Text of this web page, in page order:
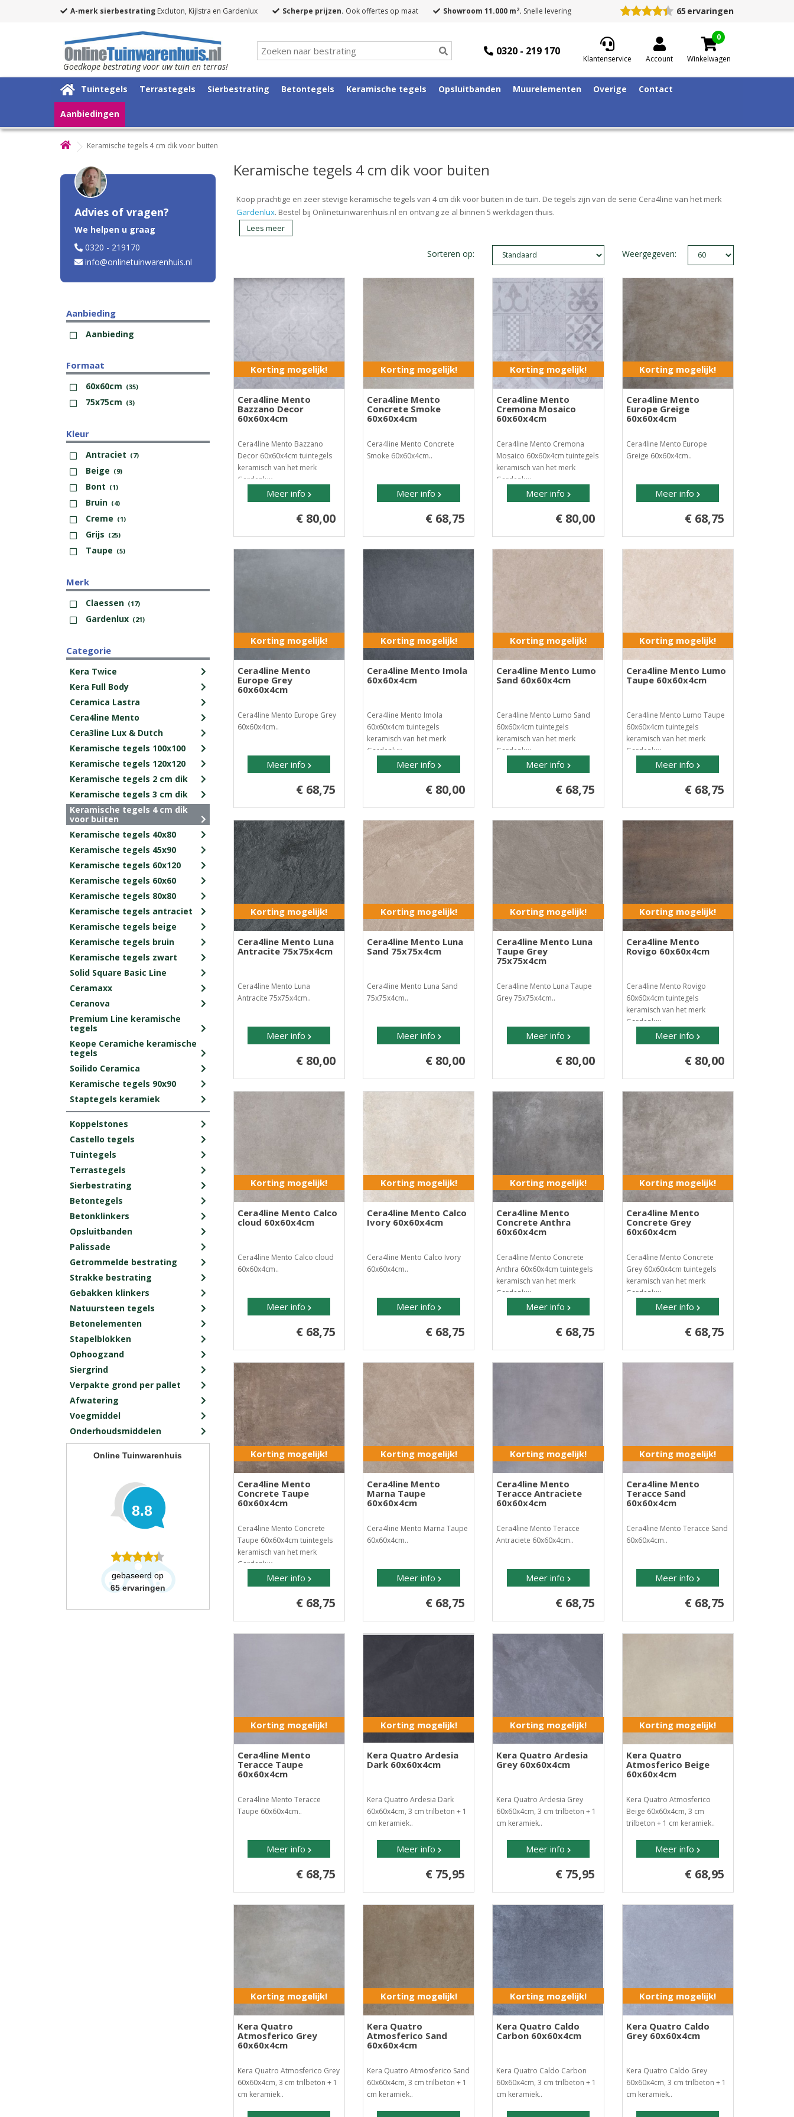
A-merk sierbestrating Excluton, Kijlstra en Gardenlux Scherpe prijzen. Ook offertes op maat Showroom 11.000 m2. Snelle levering 65 ervaringen
Goedkope bestrating voor uw tuin en terras!
0320 - 219 170
Klantenservice Account
0
Winkelwagen
Tuintegels Terrastegels Sierbestrating Betontegels Keramische tegels Opsluitbanden Muurelementen Overige Contact
Aanbiedingen
Keramische tegels 4 cm dik voor buiten
Advies of vragen?
We helpen u graag
0320 - 219170
info@onlinetuinwarenhuis.nl
Aanbieding
Aanbieding
Formaat
60x60cm (35)
75x75cm (3)
Kleur
Antraciet (7)
Beige (9)
Bont (1)
Bruin (4)
Creme (1)
Grijs (25)
Taupe (5)
Merk
Claessen (17)
Gardenlux (21)
Categorie
Kera Twice
Kera Full Body
Ceramica Lastra
Cera4line Mento
Cera3line Lux & Dutch
Keramische tegels 100x100
Keramische tegels 120x120
Keramische tegels 2 cm dik
Keramische tegels 3 cm dik
Keramische tegels 4 cm dik
voor buiten
Keramische tegels 40x80
Keramische tegels 45x90
Keramische tegels 60x120
Keramische tegels 60x60
Keramische tegels 80x80
Keramische tegels antraciet
Keramische tegels beige
Keramische tegels bruin
Keramische tegels zwart
Solid Square Basic Line
Ceramaxx
Ceranova
Premium Line keramische
tegels
Keope Ceramiche keramische
tegels
Soilido Ceramica
Keramische tegels 90x90
Staptegels keramiek
Koppelstones
Castello tegels
Tuintegels
Terrastegels
Sierbestrating
Betontegels
Betonklinkers
Opsluitbanden
Palissade
Getrommelde bestrating
Strakke bestrating
Gebakken klinkers
Natuursteen tegels
Betonelementen
Stapelblokken
Ophoogzand
Siergrind
Verpakte grond per pallet
Afwatering
Voegmiddel
Onderhoudsmiddelen
Online Tuinwarenhuis
8.8
gebaseerd op
65 ervaringen
Keramische tegels 4 cm dik voor buiten
Koop prachtige en zeer stevige keramische tegels van 4 cm dik voor buiten in de tuin. De tegels zijn van de serie Cera4line van het merk
Gardenlux. Bestel bij Onlinetuinwarenhuis.nl en ontvang ze al binnen 5 werkdagen thuis.
Lees meer
Sorteren op: Weergegeven:
Korting mogelijk!
Cera4line Mento
Bazzano Decor
60x60x4cm
Cera4line Mento Bazzano
Decor 60x60x4cm tuintegels
keramisch van het merk
Gardenlux..
Meer info
€ 80,00
Korting mogelijk!
Cera4line Mento
Concrete Smoke
60x60x4cm
Cera4line Mento Concrete
Smoke 60x60x4cm..
Meer info
€ 68,75
Korting mogelijk!
Cera4line Mento
Cremona Mosaico
60x60x4cm
Cera4line Mento Cremona
Mosaico 60x60x4cm tuintegels
keramisch van het merk
Gardenlux..
Meer info
€ 80,00
Korting mogelijk!
Cera4line Mento
Europe Greige
60x60x4cm
Cera4line Mento Europe
Greige 60x60x4cm..
Meer info
€ 68,75
Korting mogelijk!
Cera4line Mento
Europe Grey
60x60x4cm
Cera4line Mento Europe Grey
60x60x4cm..
Meer info
€ 68,75
Korting mogelijk!
Cera4line Mento Imola
60x60x4cm
Cera4line Mento Imola
60x60x4cm tuintegels
keramisch van het merk
Gardenlux..
Meer info
€ 80,00
Korting mogelijk!
Cera4line Mento Lumo
Sand 60x60x4cm
Cera4line Mento Lumo Sand
60x60x4cm tuintegels
keramisch van het merk
Gardenlux..
Meer info
€ 68,75
Korting mogelijk!
Cera4line Mento Lumo
Taupe 60x60x4cm
Cera4line Mento Lumo Taupe
60x60x4cm tuintegels
keramisch van het merk
Gardenlux..
Meer info
€ 68,75
Korting mogelijk!
Cera4line Mento Luna
Antracite 75x75x4cm
Cera4line Mento Luna
Antracite 75x75x4cm..
Meer info
€ 80,00
Korting mogelijk!
Cera4line Mento Luna
Sand 75x75x4cm
Cera4line Mento Luna Sand
75x75x4cm..
Meer info
€ 80,00
Korting mogelijk!
Cera4line Mento Luna
Taupe Grey
75x75x4cm
Cera4line Mento Luna Taupe
Grey 75x75x4cm..
Meer info
€ 80,00
Korting mogelijk!
Cera4line Mento
Rovigo 60x60x4cm
Cera4line Mento Rovigo
60x60x4cm tuintegels
keramisch van het merk
Gardenlux..
Meer info
€ 80,00
Korting mogelijk!
Cera4line Mento Calco
cloud 60x60x4cm
Cera4line Mento Calco cloud
60x60x4cm..
Meer info
€ 68,75
Korting mogelijk!
Cera4line Mento Calco
Ivory 60x60x4cm
Cera4line Mento Calco Ivory
60x60x4cm..
Meer info
€ 68,75
Korting mogelijk!
Cera4line Mento
Concrete Anthra
60x60x4cm
Cera4line Mento Concrete
Anthra 60x60x4cm tuintegels
keramisch van het merk
Gardenlux..
Meer info
€ 68,75
Korting mogelijk!
Cera4line Mento
Concrete Grey
60x60x4cm
Cera4line Mento Concrete
Grey 60x60x4cm tuintegels
keramisch van het merk
Gardenlux..
Meer info
€ 68,75
Korting mogelijk!
Cera4line Mento
Concrete Taupe
60x60x4cm
Cera4line Mento Concrete
Taupe 60x60x4cm tuintegels
keramisch van het merk
Gardenlux..
Meer info
€ 68,75
Korting mogelijk!
Cera4line Mento
Marna Taupe
60x60x4cm
Cera4line Mento Marna Taupe
60x60x4cm..
Meer info
€ 68,75
Korting mogelijk!
Cera4line Mento
Teracce Antraciete
60x60x4cm
Cera4line Mento Teracce
Antraciete 60x60x4cm..
Meer info
€ 68,75
Korting mogelijk!
Cera4line Mento
Teracce Sand
60x60x4cm
Cera4line Mento Teracce Sand
60x60x4cm..
Meer info
€ 68,75
Korting mogelijk!
Cera4line Mento
Teracce Taupe
60x60x4cm
Cera4line Mento Teracce
Taupe 60x60x4cm..
Meer info
€ 68,75
Korting mogelijk!
Kera Quatro Ardesia
Dark 60x60x4cm
Kera Quatro Ardesia Dark
60x60x4cm, 3 cm trilbeton + 1
cm keramiek..
Meer info
€ 75,95
Korting mogelijk!
Kera Quatro Ardesia
Grey 60x60x4cm
Kera Quatro Ardesia Grey
60x60x4cm, 3 cm trilbeton + 1
cm keramiek..
Meer info
€ 75,95
Korting mogelijk!
Kera Quatro
Atmosferico Beige
60x60x4cm
Kera Quatro Atmosferico
Beige 60x60x4cm, 3 cm
trilbeton + 1 cm keramiek..
Meer info
€ 68,95
Korting mogelijk!
Kera Quatro
Atmosferico Grey
60x60x4cm
Kera Quatro Atmosferico Grey
60x60x4cm, 3 cm trilbeton + 1
cm keramiek..
Korting mogelijk!
Kera Quatro
Atmosferico Sand
60x60x4cm
Kera Quatro Atmosferico Sand
60x60x4cm, 3 cm trilbeton + 1
cm keramiek..
Korting mogelijk!
Kera Quatro Caldo
Carbon 60x60x4cm
Kera Quatro Caldo Carbon
60x60x4cm, 3 cm trilbeton + 1
cm keramiek..
Korting mogelijk!
Kera Quatro Caldo
Grey 60x60x4cm
Kera Quatro Caldo Grey
60x60x4cm, 3 cm trilbeton + 1
cm keramiek..